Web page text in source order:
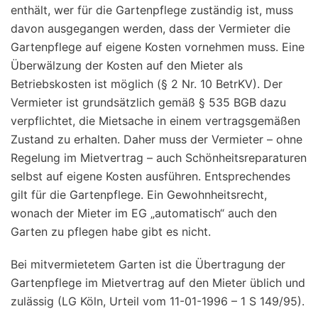
enthält, wer für die Gartenpflege zuständig ist, muss
davon ausgegangen werden, dass der Vermieter die
Gartenpflege auf eigene Kosten vornehmen muss. Eine
Überwälzung der Kosten auf den Mieter als
Betriebskosten ist möglich (§ 2 Nr. 10 BetrKV). Der
Vermieter ist grundsätzlich gemäß § 535 BGB dazu
verpflichtet, die Mietsache in einem vertragsgemäßen
Zustand zu erhalten. Daher muss der Vermieter – ohne
Regelung im Mietvertrag – auch Schönheitsreparaturen
selbst auf eigene Kosten ausführen. Entsprechendes
gilt für die Gartenpflege. Ein Gewohnheitsrecht,
wonach der Mieter im EG „automatisch“ auch den
Garten zu pflegen habe gibt es nicht.
Bei mitvermietetem Garten ist die Übertragung der
Gartenpflege im Mietvertrag auf den Mieter üblich und
zulässig (LG Köln, Urteil vom 11-01-1996 – 1 S 149/95).